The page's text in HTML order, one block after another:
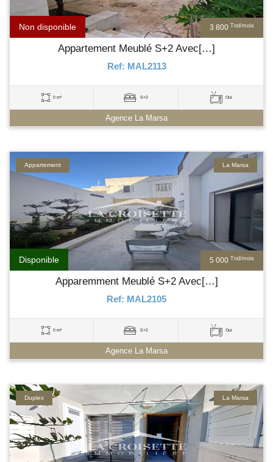
3 800 Tnd/mois
Non disponible
Appartement Meublé S+2 Avec[…]
Ref: MAL2113
0 m² S+2 Oui
Agence La Marsa
5 000 Tnd/mois
Disponible
La Marsa
Appartement
Apparemment Meublé S+2 Avec[…]
Ref: MAL2105
0 m² S+2 Oui
Agence La Marsa
La Marsa
Duplex